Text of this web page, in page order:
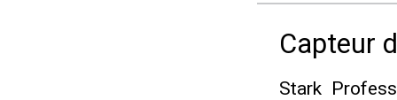
Capteur
Stark